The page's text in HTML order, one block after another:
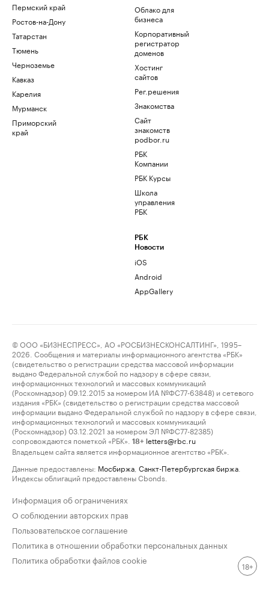
Пермский край
Ростов-на-Дону
Татарстан
Тюмень
Черноземье
Кавказ
Карелия
Мурманск
Приморский
край
Облако для
бизнеса
Корпоративный
регистратор
доменов
Хостинг
сайтов
Рег.решения
Знакомства
Сайт
знакомств
podbor.ru
РБК
Компании
РБК Курсы
Школа
управления
РБК
РБК
Новости
iOS
Android
AppGallery
© ООО «БИЗНЕСПРЕСС», АО «РОСБИЗНЕСКОНСАЛТИНГ», 1995–
2026. Сообщения и материалы информационного агентства «РБК»
(свидетельство о регистрации средства массовой информации
выдано Федеральной службой по надзору в сфере связи,
информационных технологий и массовых коммуникаций
(Роскомнадзор) 09.12.2015 за номером ИА №ФС77-63848) и сетевого
издания «РБК» (свидетельство о регистрации средства массовой
информации выдано Федеральной службой по надзору в сфере связи,
информационных технологий и массовых коммуникаций
(Роскомнадзор) 03.12.2021 за номером ЭЛ №ФС77-82385)
сопровождаются пометкой «РБК».
18+ letters@rbc.ru
Владельцем сайта является информационное агентство «РБК».
Данные предоставлены: Мосбиржа Санкт-Петербургская биржа
Индексы облигаций предоставлены Cbonds.
Информация об ограничениях
О соблюдении авторских прав
Пользовательское соглашение
Политика в отношении обработки персональных данных
Политика обработки файлов cookie
18+